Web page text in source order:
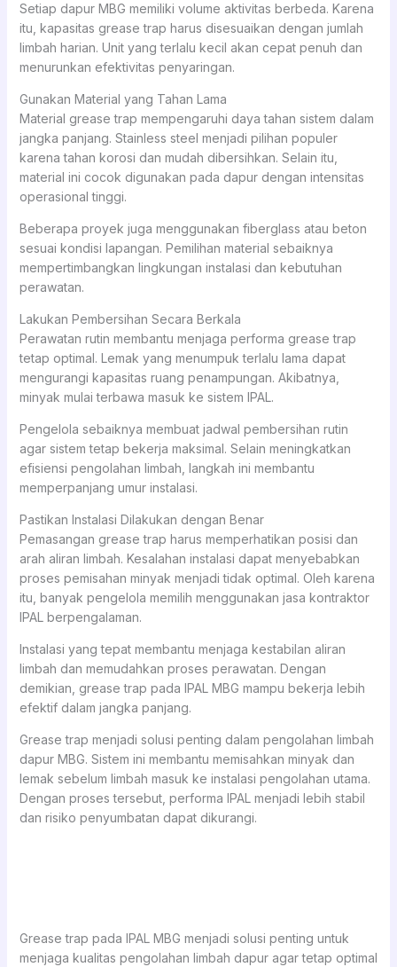
Setiap dapur MBG memiliki volume aktivitas berbeda. Karena
itu, kapasitas grease trap harus disesuaikan dengan jumlah
limbah harian. Unit yang terlalu kecil akan cepat penuh dan
menurunkan efektivitas penyaringan.
Gunakan Material yang Tahan Lama
Material grease trap mempengaruhi daya tahan sistem dalam
jangka panjang. Stainless steel menjadi pilihan populer
karena tahan korosi dan mudah dibersihkan. Selain itu,
material ini cocok digunakan pada dapur dengan intensitas
operasional tinggi.
Beberapa proyek juga menggunakan fiberglass atau beton
sesuai kondisi lapangan. Pemilihan material sebaiknya
mempertimbangkan lingkungan instalasi dan kebutuhan
perawatan.
Lakukan Pembersihan Secara Berkala
Perawatan rutin membantu menjaga performa grease trap
tetap optimal. Lemak yang menumpuk terlalu lama dapat
mengurangi kapasitas ruang penampungan. Akibatnya,
minyak mulai terbawa masuk ke sistem IPAL.
Pengelola sebaiknya membuat jadwal pembersihan rutin
agar sistem tetap bekerja maksimal. Selain meningkatkan
efisiensi pengolahan limbah, langkah ini membantu
memperpanjang umur instalasi.
Pastikan Instalasi Dilakukan dengan Benar
Pemasangan grease trap harus memperhatikan posisi dan
arah aliran limbah. Kesalahan instalasi dapat menyebabkan
proses pemisahan minyak menjadi tidak optimal. Oleh karena
itu, banyak pengelola memilih menggunakan jasa kontraktor
IPAL berpengalaman.
Instalasi yang tepat membantu menjaga kestabilan aliran
limbah dan memudahkan proses perawatan. Dengan
demikian, grease trap pada IPAL MBG mampu bekerja lebih
efektif dalam jangka panjang.
Grease trap menjadi solusi penting dalam pengolahan limbah
dapur MBG. Sistem ini membantu memisahkan minyak dan
lemak sebelum limbah masuk ke instalasi pengolahan utama.
Dengan proses tersebut, performa IPAL menjadi lebih stabil
dan risiko penyumbatan dapat dikurangi.
Grease trap pada IPAL MBG menjadi solusi penting untuk
menjaga kualitas pengolahan limbah dapur agar tetap optimal